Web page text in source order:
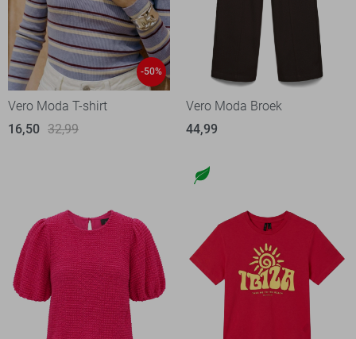
-50%
Vero Moda T-shirt
16,50 32,99
Vero Moda Broek
44,99